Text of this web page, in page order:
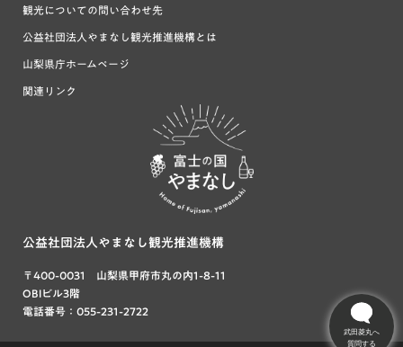
観光についての問い合わせ先
公益社団法人やまなし観光推進機構とは
山梨県庁ホームページ
関連リンク
富士の国や
まなし
公益社団法人やまなし観光推進機構
〒400-0031 山梨県甲府市丸の内1-8-11
OBIビル3階
電話番号：055-231-2722
武田菱丸へ
質問する